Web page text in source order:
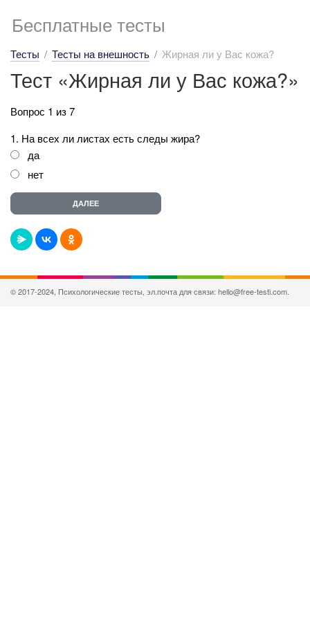
Бесплатные тесты
Тесты Тесты на внешность Жирная ли у Вас кожа?
Тест «Жирная ли у Вас кожа?»
Вопрос 1 из 7
1. На всех ли листах есть следы жира?
да
нет
© 2017-2024, Психологические тесты, эл.почта для связи: hello@free-testi.com.